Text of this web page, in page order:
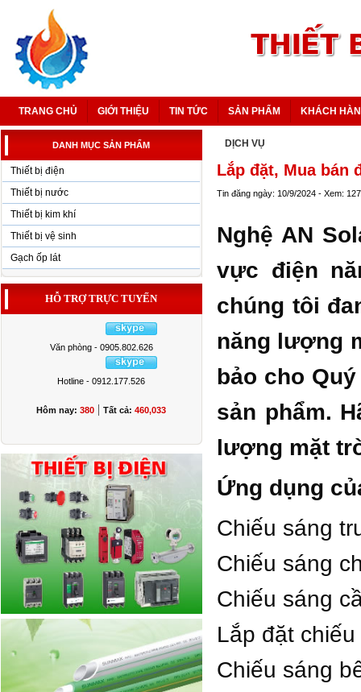
TRANG CHỦ GIỚI THIỆU TIN TỨC SẢN PHẨM KHÁCH
DANH MỤC SẢN PHẨM
Thiết bị điện
Thiết bị nước
Thiết bị kim khí
Thiết bị vệ sinh
Gạch ốp lát
HỖ TRỢ TRỰC TUYẾN
Văn phòng - 0905.802.626
Hotline - 0912.177.526
Hôm nay: 380 | Tất cả: 460,033
DỊCH VỤ
Lắp đặt, Mua bán
Tin đăng ngày: 10/9/2024 - Xem:
Nghệ AN
vực điện
chúng tôi
năng lượng
bảo cho
sản phẩm.
lượng mặt
Ứng dụng
Chiếu sáng
Chiếu sáng
Chiếu sáng
Lắp đặt
Chiếu sáng